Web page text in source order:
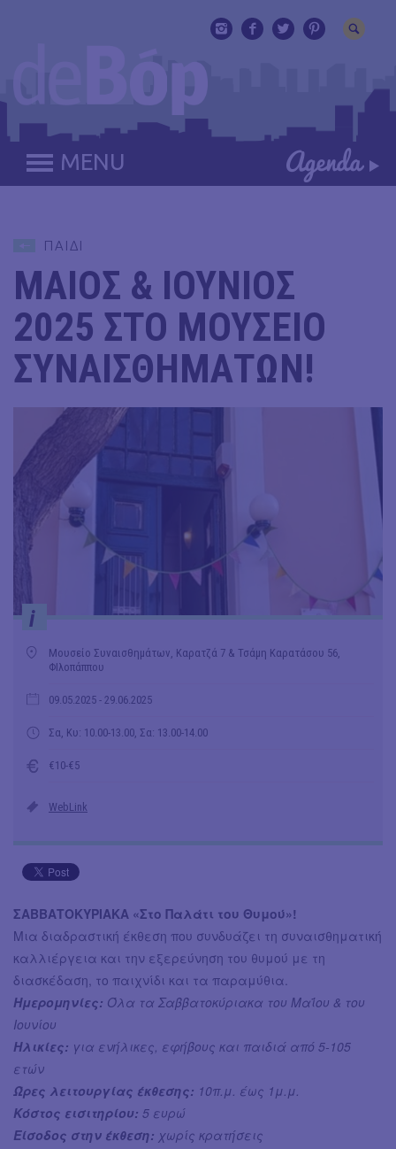
MENU
ΠΑΙΔΙ
ΜΑΙΟΣ & ΙΟΥΝΙΟΣ
2025 ΣΤΟ ΜΟΥΣΕΙΟ
ΣΥΝΑΙΣΘΗΜΑΤΩΝ!
i
Μουσείο Συναισθημάτων, Καρατζά 7 & Τσάμη Καρατάσου 56,
ΦΙλοπάππου
09.05.2025 - 29.06.2025
Σα, Κυ: 10.00-13.00, Σα: 13.00-14.00
€10-€5
WebLink
ΣΑΒΒΑΤΟΚΥΡΙΑΚΑ «Στο Παλάτι του Θυμού»!
Μια διαδραστική έκθεση που συνδυάζει τη συναισθηματική
καλλιέργεια και την εξερεύνηση του θυμού με τη
διασκέδαση, το παιχνίδι και τα παραμύθια.
Ημερομηνίες: Όλα τα Σαββατοκύριακα του Μαΐου & του
Ιουνίου
Ηλικίες: για ενήλικες, εφήβους και παιδιά από 5-105
ετών
Ώρες λειτουργίας έκθεσης: 10π.μ. έως 1μ.μ.
Κόστος εισιτηρίου: 5 ευρώ
Είσοδος στην έκθεση: χωρίς κρατήσεις